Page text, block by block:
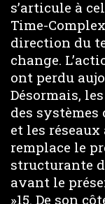
s’articule à
Time-
direction du
change.
ont perdu
Désormais,
des
et les
remplace le
structurante
avant le
»15. De son